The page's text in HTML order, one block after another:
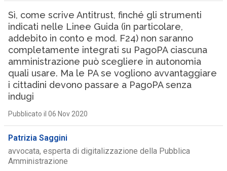
Sì, come scrive Antitrust, finché gli strumenti
indicati nelle Linee Guida (in particolare,
addebito in conto e mod. F24) non saranno
completamente integrati su PagoPA ciascuna
amministrazione può scegliere in autonomia
quali usare. Ma le PA se vogliono avvantaggiare
i cittadini devono passare a PagoPA senza
indugi
Pubblicato il 06 Nov 2020
Patrizia Saggini
avvocata, esperta di digitalizzazione della Pubblica
Amministrazione